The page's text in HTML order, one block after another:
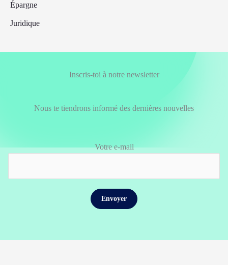
Épargne
Juridique
Inscris-toi à notre newsletter
Nous te tiendrons informé des dernières nouvelles
Votre e-mail